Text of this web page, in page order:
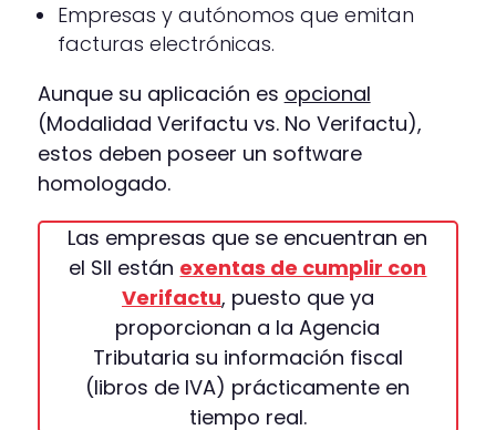
Empresas y autónomos que emitan
facturas electrónicas.
Aunque su aplicación es opcional
(Modalidad Verifactu vs. No Verifactu),
estos deben poseer un software
homologado.
Las empresas que se encuentran en
el SII están exentas de cumplir con
Verifactu, puesto que ya
proporcionan a la Agencia
Tributaria su información fiscal
(libros de IVA) prácticamente en
tiempo real.